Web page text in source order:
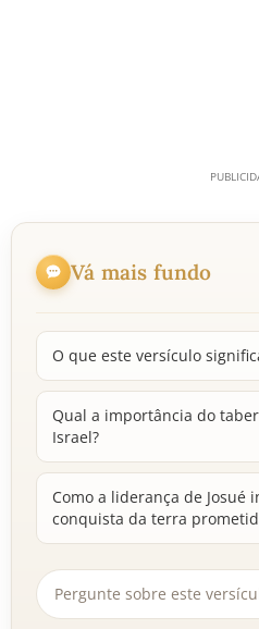
Vá mais fundo
O que este versículo
Qual a importância do
Israel?
Como a liderança de Josué
conquista da terra